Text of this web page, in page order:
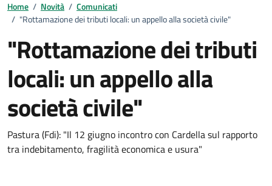
Home / Novità / Comunicati
/ "Rottamazione dei tributi locali: un appello alla società civile"
"Rottamazione dei tributi
locali: un appello alla
società civile"
Dettagli della notizia
Pastura (Fdi): "Il 12 giugno incontro con Cardella sul rapporto
tra indebitamento, fragilità economica e usura"